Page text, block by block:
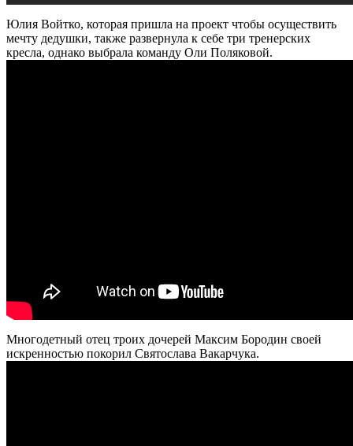
Юлия Войтко, которая пришла на проект чтобы осуществить
мечту дедушки, также развернула к себе три тренерских
кресла, однако выбрала команду Оли Поляковой.
Многодетный отец троих дочерей Максим Бородин своей
искренностью покорил Святослава Вакарчука.